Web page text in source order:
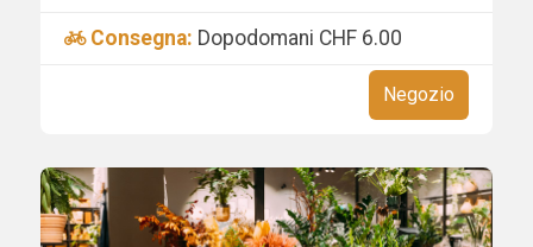
Consegna: Dopodomani CHF 6.00
Negozio